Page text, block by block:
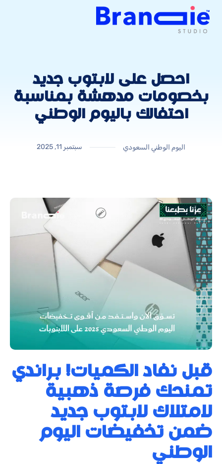
احصل على لابتوب جديد
بخصومات مدهشة بمناسبة
احتفالك باليوم الوطني
اليوم الوطني السعودي سبتمبر 11, 2025
قبل نفاد الكميات! براندي
تمنحك فرصة ذهبية
لامتلاك لابتوب جديد
ضمن تخفيضات اليوم
الوطني